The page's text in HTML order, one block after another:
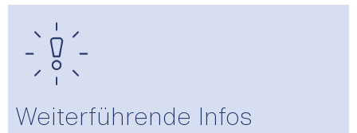
Weiterführende Infos